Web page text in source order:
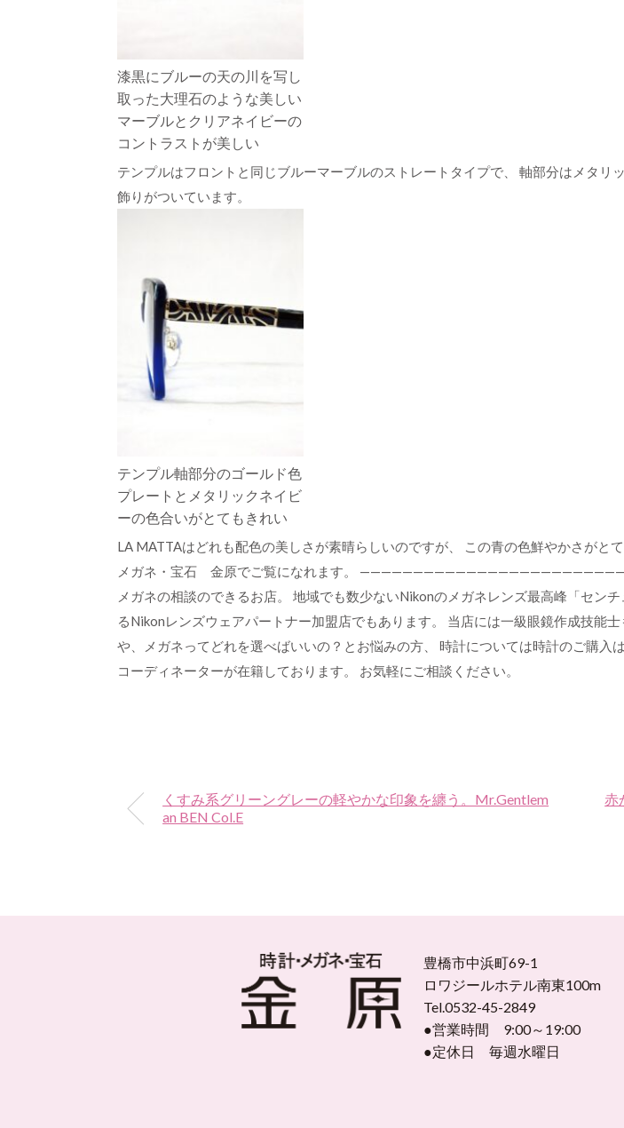
漆黒にブルーの天の川を写し
取った大理石のような美しい
マーブルとクリアネイビーの
コントラストが美しい
テンプルはフロントと同じブルーマーブルのストレートタイプで、 軸部分はメタ
飾りがついています。
テンプル軸部分のゴールド色
プレートとメタリックネイビ
ーの色合いがとてもきれい
LA MATTAはどれも配色の美しさが素晴らしいのですが、 この青の色鮮やかさがと
メガネ・宝石 金原でご覧になれます。
メガネの相談のできるお店。 地域でも数少ないNikonのメガネレンズ最高峰「セン
るNikonレンズウェアパートナー加盟店でもあります。 当店には一級眼鏡作成技能
や、メガネってどれを選べばいいの？とお悩みの方、 時計については時計のご購
コーディネーターが在籍しております。 お気軽にご相談ください。
くすみ系グリーングレーの軽やかな印象を纏う。Mr.Gentlem
an BEN Col.E
赤
豊橋市中浜町69-1
ロワジールホテル南東100m
Tel.0532-45-2849
●営業時間 9:00～19:00
●定休日 毎週水曜日